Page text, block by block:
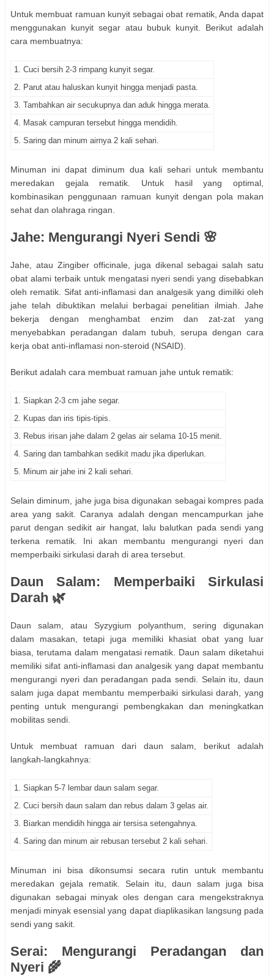
Untuk membuat ramuan kunyit sebagai obat rematik, Anda dapat
menggunakan kunyit segar atau bubuk kunyit. Berikut adalah
cara membuatnya:
1. Cuci bersih 2-3 rimpang kunyit segar.
2. Parut atau haluskan kunyit hingga menjadi pasta.
3. Tambahkan air secukupnya dan aduk hingga merata.
4. Masak campuran tersebut hingga mendidih.
5. Saring dan minum airnya 2 kali sehari.
Minuman ini dapat diminum dua kali sehari untuk membantu
meredakan gejala rematik. Untuk hasil yang optimal,
kombinasikan penggunaan ramuan kunyit dengan pola makan
sehat dan olahraga ringan.
Jahe: Mengurangi Nyeri Sendi 🌸
Jahe, atau Zingiber officinale, juga dikenal sebagai salah satu
obat alami terbaik untuk mengatasi nyeri sendi yang disebabkan
oleh rematik. Sifat anti-inflamasi dan analgesik yang dimiliki oleh
jahe telah dibuktikan melalui berbagai penelitian ilmiah. Jahe
bekerja dengan menghambat enzim dan zat-zat yang
menyebabkan peradangan dalam tubuh, serupa dengan cara
kerja obat anti-inflamasi non-steroid (NSAID).
Berikut adalah cara membuat ramuan jahe untuk rematik:
1. Siapkan 2-3 cm jahe segar.
2. Kupas dan iris tipis-tipis.
3. Rebus irisan jahe dalam 2 gelas air selama 10-15 menit.
4. Saring dan tambahkan sedikit madu jika diperlukan.
5. Minum air jahe ini 2 kali sehari.
Selain diminum, jahe juga bisa digunakan sebagai kompres pada
area yang sakit. Caranya adalah dengan mencampurkan jahe
parut dengan sedikit air hangat, lalu balutkan pada sendi yang
terkena rematik. Ini akan membantu mengurangi nyeri dan
memperbaiki sirkulasi darah di area tersebut.
Daun Salam: Memperbaiki Sirkulasi
Darah 🌿
Daun salam, atau Syzygium polyanthum, sering digunakan
dalam masakan, tetapi juga memiliki khasiat obat yang luar
biasa, terutama dalam mengatasi rematik. Daun salam diketahui
memiliki sifat anti-inflamasi dan analgesik yang dapat membantu
mengurangi nyeri dan peradangan pada sendi. Selain itu, daun
salam juga dapat membantu memperbaiki sirkulasi darah, yang
penting untuk mengurangi pembengkakan dan meningkatkan
mobilitas sendi.
Untuk membuat ramuan dari daun salam, berikut adalah
langkah-langkahnya:
1. Siapkan 5-7 lembar daun salam segar.
2. Cuci bersih daun salam dan rebus dalam 3 gelas air.
3. Biarkan mendidih hingga air tersisa setengahnya.
4. Saring dan minum air rebusan tersebut 2 kali sehari.
Minuman ini bisa dikonsumsi secara rutin untuk membantu
meredakan gejala rematik. Selain itu, daun salam juga bisa
digunakan sebagai minyak oles dengan cara mengekstraknya
menjadi minyak esensial yang dapat diaplikasikan langsung pada
sendi yang sakit.
Serai: Mengurangi Peradangan dan
Nyeri 🌾